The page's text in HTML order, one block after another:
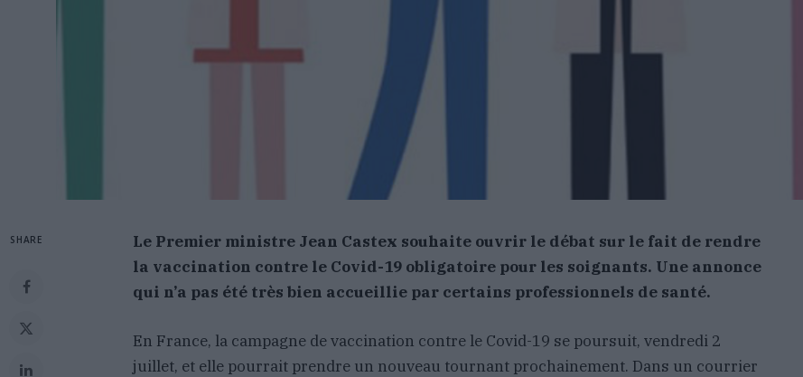
SHARE
Le Premier ministre Jean Castex souhaite ouvrir le débat sur le fait de rendre
la vaccination contre le Covid-19 obligatoire pour les soignants. Une annonce
qui n’a pas été très bien accueillie par certains professionnels de santé.
En France, la campagne de vaccination contre le Covid-19 se poursuit, vendredi 2
juillet, et elle pourrait prendre un nouveau tournant prochainement. Dans un courrier